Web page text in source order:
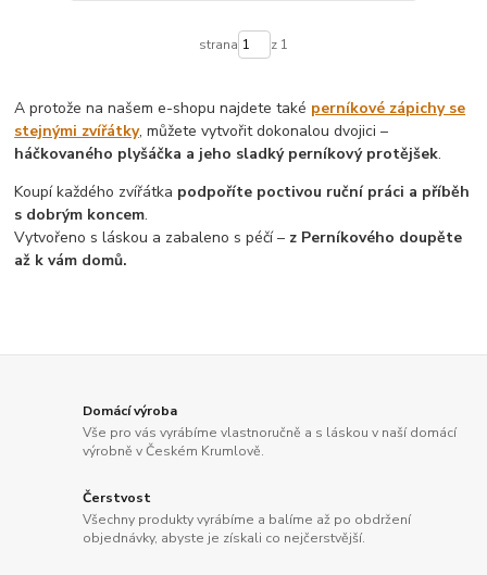
strana z 1
A protože na našem e-shopu najdete také perníkové zápichy se
stejnými zvířátky, můžete vytvořit dokonalou dvojici –
háčkovaného plyšáčka a jeho sladký perníkový protějšek.
Koupí každého zvířátka podpoříte poctivou ruční práci a příběh
s dobrým koncem.
Vytvořeno s láskou a zabaleno s péčí – z Perníkového doupěte
až k vám domů.
Domácí výroba
Vše pro vás vyrábíme vlastnoručně a s láskou v naší domácí
výrobně v Českém Krumlově.
Čerstvost
Všechny produkty vyrábíme a balíme až po obdržení
objednávky, abyste je získali co nejčerstvější.